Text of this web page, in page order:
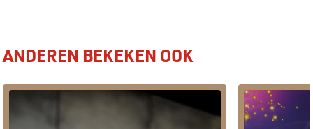
ANDEREN BEKEKEN OOK